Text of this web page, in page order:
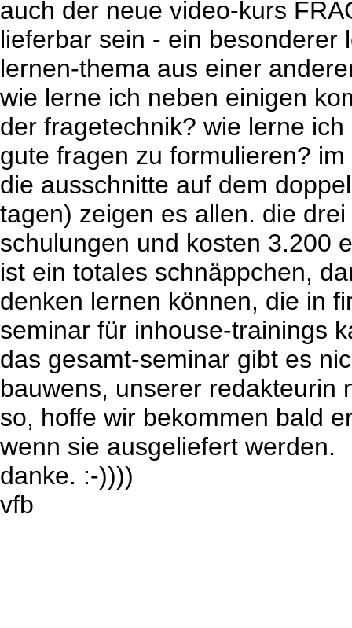
auch der neue video-kurs
lieferbar sein - ein besonderer
lernen-thema aus einer
wie lerne ich neben einigen
der fragetechnik? wie lerne
gute fragen zu formulieren?
die ausschnitte auf dem
tagen) zeigen es allen. die
schulungen und kosten 3.200
ist ein totales schnäppchen,
denken lernen können, die in
seminar für inhouse-trainings
das gesamt-seminar gibt es
bauwens, unserer redakteurin
so, hoffe wir bekommen bald
wenn sie ausgeliefert werden.
danke. :-))))
vfb